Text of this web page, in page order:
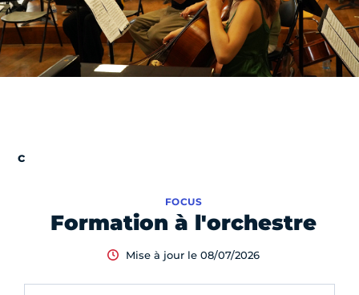
Formation à l'orchestre
FOCUS
Mise à jour le 08/07/2026